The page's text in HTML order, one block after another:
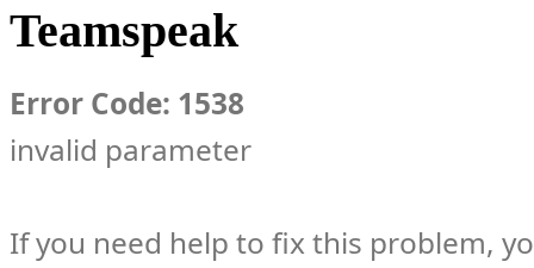
Teamspeak
Error Code: 1538
invalid parameter
If you need help to fix this problem,